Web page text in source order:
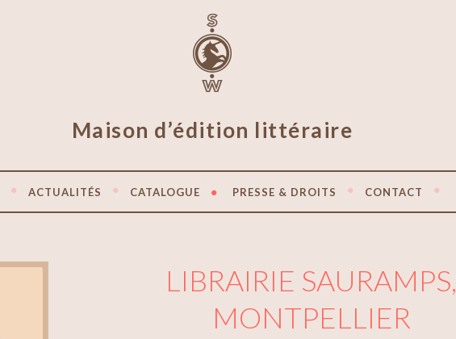
Maison d’édition littéraire
ACTUALITÉS CATALOGUE PRESSE & DROITS CONTACT
LIBRAIRIE SAURAMPS,
MONTPELLIER